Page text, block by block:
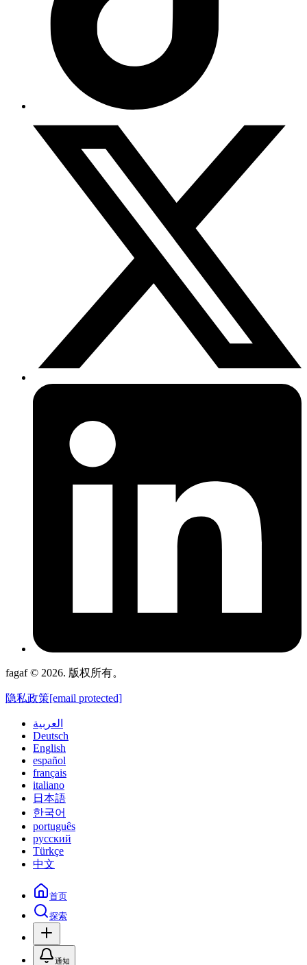
fagaf © 2026. 版权所有。
隐私政策[email protected]
العربية
Deutsch
English
español
français
italiano
日本語
한국어
português
русский
Türkçe
中文
首页
探索
通知